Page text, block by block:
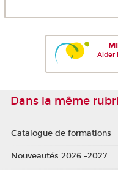
Aider
Dans la même
Catalogue de formations
Nouveautés 2026 -2027